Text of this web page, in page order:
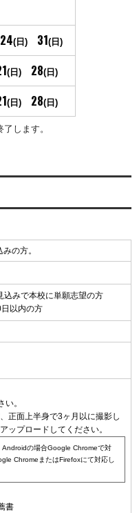
24(日) 31(日)
(日) 28(日)
(日) 28(日)
します。
の方。
込みで本校に単願志望の方
以内の方
い。
正面上半身で3ヶ月以に撮影し
ップロードしてください。
の場合Google Chromeで対
Chrome またはFirefoxにて対応し
書